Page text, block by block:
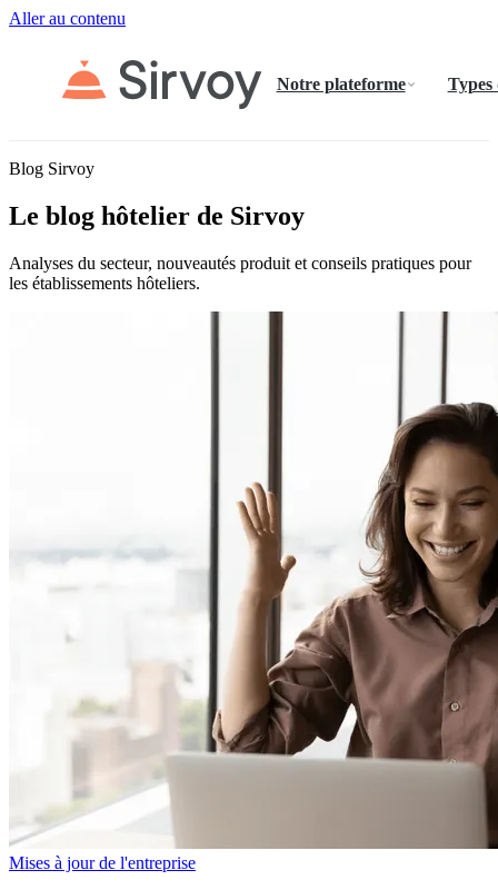
Aller au contenu
Notre plateforme Types
Blog Sirvoy
Le blog hôtelier de Sirvoy
Analyses du secteur, nouveautés produit et conseils pratiques pour
les établissements hôteliers.
Mises à jour de l'entreprise